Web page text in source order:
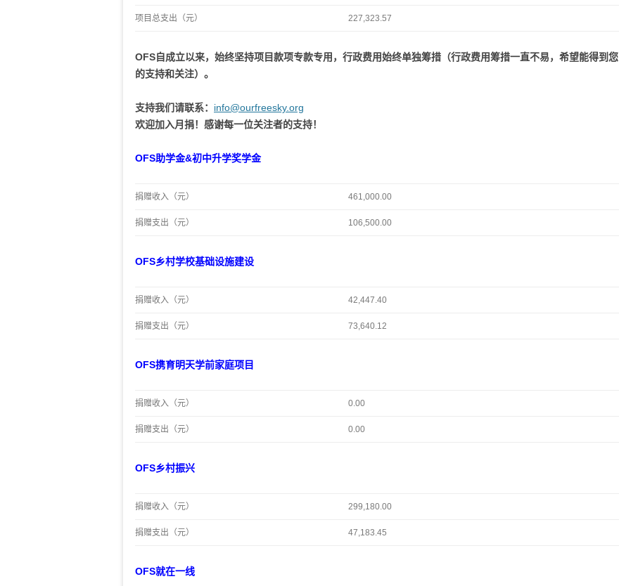
项目总支出（元） 227,323.57
OFS自成立以来，始终坚持项目款项专款专用，行政费用始终单独筹措（行政费用筹措一直不易，希望能得到您
的支持和关注）。
支持我们请联系： info@ourfreesky.org
欢迎加入月捐！感谢每一位关注者的支持！
OFS助学金&初中升学奖学金
捐赠收入（元） 461,000.00
捐赠支出（元） 106,500.00
OFS乡村学校基础设施建设
捐赠收入（元） 42,447.40
捐赠支出（元） 73,640.12
OFS携育明天学前家庭项目
捐赠收入（元） 0.00
捐赠支出（元） 0.00
OFS乡村振兴
捐赠收入（元） 299,180.00
捐赠支出（元） 47,183.45
OFS就在一线